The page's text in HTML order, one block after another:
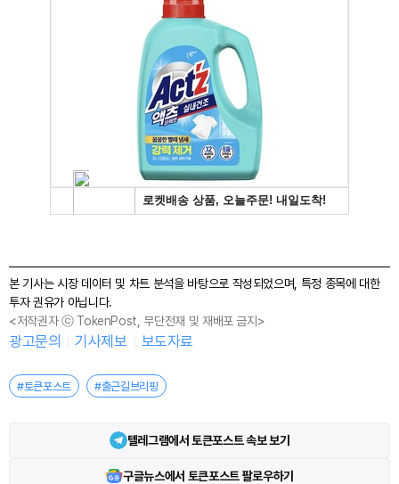
본 기사는 시장 데이터 및 차트 분석을 바탕으로 작성되었으며, 특정 종목에 대한
투자 권유가 아닙니다.
<저작권자 ⓒ TokenPost, 무단전재 및 재배포 금지>
광고문의 기사제보 보도자료
#토큰포스트 #출근길브리핑
텔레그램에서 토큰포스트 속보 보기
구글뉴스에서 토큰포스트 팔로우하기